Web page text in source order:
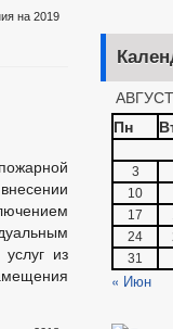
на 2019
из
Пн
3
10
17
24
31
« Июн